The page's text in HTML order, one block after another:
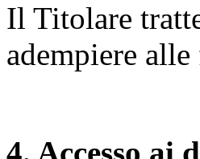
Il Titolare
adempiere